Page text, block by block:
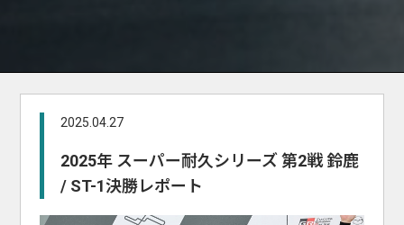
2025.04.27
2025年 スーパー耐久シリーズ 第2戦 鈴鹿
/ ST-1決勝レポート